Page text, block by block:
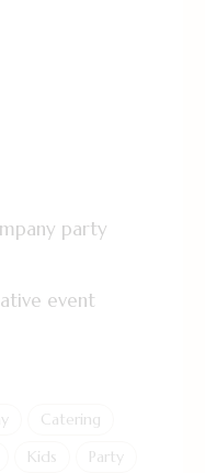
party
event
Catering
Kids
Party